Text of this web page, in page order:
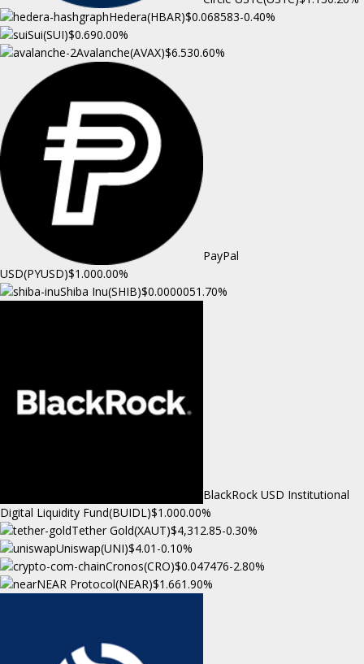
Hedera(HBAR)$0.068583-0.40%
Sui(SUI)$0.690.00%
Avalanche(AVAX)$6.530.60%
PayPal
USD(PYUSD)$1.000.00%
Shiba Inu(SHIB)$0.0000051.70%
BlackRock USD Institutional
Digital Liquidity Fund(BUIDL)$1.000.00%
Tether Gold(XAUT)$4,312.85-0.30%
Uniswap(UNI)$4.01 -0.10%
Cronos(CRO)$0.047476-2.80%
NEAR Protocol(NEAR)$1.661.90%